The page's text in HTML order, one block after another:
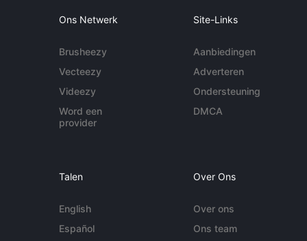
Ons Netwerk
Brusheezy
Vecteezy
Videezy
Word een
provider
Site-Links
Aanbiedingen
Adverteren
Ondersteuning
DMCA
Talen
English
Español
Over Ons
Over ons
Ons team